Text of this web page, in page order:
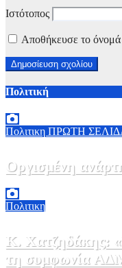
Ιστότοπος
Αποθήκευσε το όνομά
Πολιτική
Πολιτικη ΠΡΩΤΗ
Οργισμένη
Πολιτικη
Κ. Χατζηδάκης:
τη συμφωνία